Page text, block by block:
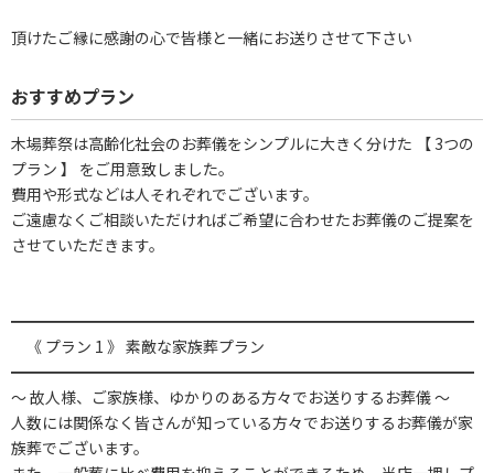
頂けたご縁に感謝の心で皆様と一緒にお送りさせて下さい
おすすめプラン
木場葬祭は高齢化社会のお葬儀をシンプルに大きく分けた 【 3つの
プラン 】 をご用意致しました。
費用や形式などは人それぞれでございます。
ご遠慮なくご相談いただければご希望に合わせたお葬儀のご提案を
させていただきます。
━━━━━━━━━━━━━━━━━━━━━━━━━━━━━━
《 プラン 1 》 素敵な家族葬プラン
━━━━━━━━━━━━━━━━━━━━━━━━━━━━━━
～ 故人様、ご家族様、ゆかりのある方々でお送りするお葬儀 ～
人数には関係なく皆さんが知っている方々でお送りするお葬儀が家
族葬でございます。